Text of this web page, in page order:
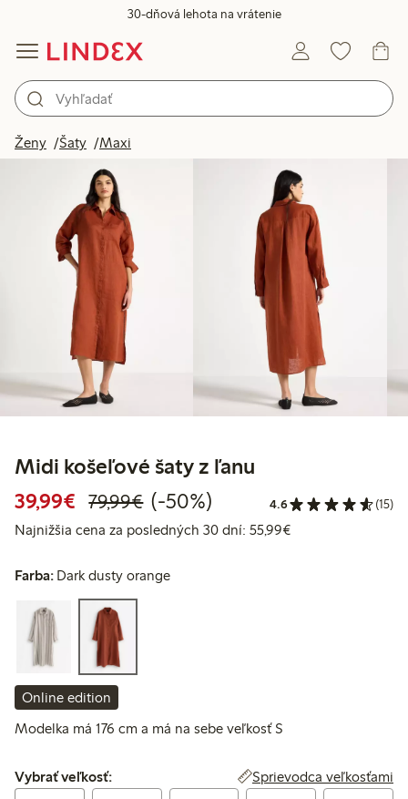
30-dňová lehota na vrátenie
Ženy Šaty Maxi
Midi košeľové šaty z ľanu
39,99€ Zvýhodnená cena: 39,99 €
79,99€Bežná cena: 79,99 €
50% zľava
(-50%) 4.6 (15)
Najnižšia cena za posledných 30 dní: 55,99€Najnižšia cena za
Farba: Dark dusty orange
Online edition
Modelka má 176 cm a má na sebe veľkosť S
Vybrať veľkosť:
Vybrať veľkosť: Sprievodca veľkosťami